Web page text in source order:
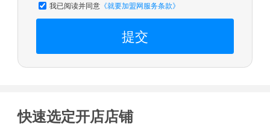
我已阅读并同意《就要加盟网服务条款》
提交
快速选定开店店铺